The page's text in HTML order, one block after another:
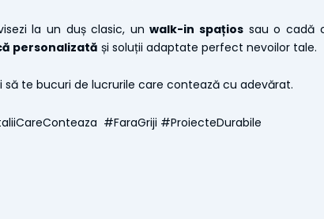
la un duș clasic, unwalk-in spațios sau o cadă
personalizată și soluții adaptate perfect nevoilor tale.
să te bucuri de lucrurile care contează cu adevărat.
#FaraGriji #ProiecteDurabile